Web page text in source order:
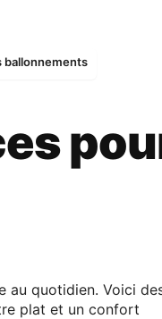
ballonnements
au quotidien. Voici
plat et un confort